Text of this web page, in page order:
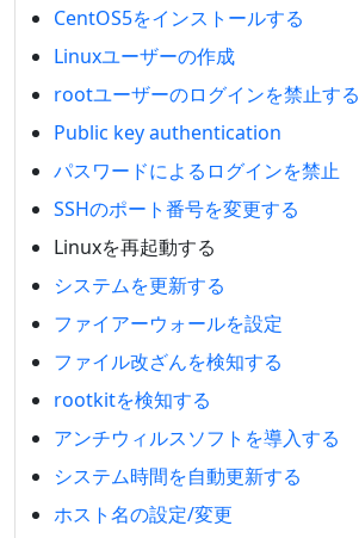
CentOS5をインストールする
Linuxユーザーの作成
rootユーザーのログインを禁止する
Public key authentication
パスワードによるログインを禁止
SSHのポート番号を変更する
Linuxを再起動する
システムを更新する
ファイアーウォールを設定
ファイル改ざんを検知する
rootkitを検知する
アンチウィルスソフトを導入する
システム時間を自動更新する
ホスト名の設定/変更